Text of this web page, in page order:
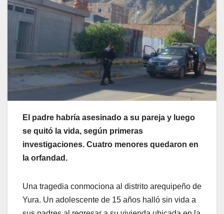
El padre habría asesinado a su pareja y luego
se quitó la vida, según primeras
investigaciones. Cuatro menores quedaron en
la orfandad.
Una tragedia conmociona al distrito arequipeño de
Yura. Un adolescente de 15 años halló sin vida a